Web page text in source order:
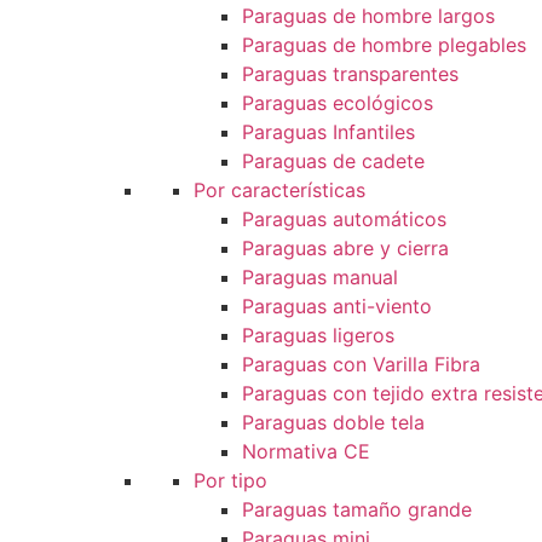
Paraguas de hombre largos
Paraguas de hombre plegables
Paraguas transparentes
Paraguas ecológicos
Paraguas Infantiles
Paraguas de cadete
Por características
Paraguas automáticos
Paraguas abre y cierra
Paraguas manual
Paraguas anti-viento
Paraguas ligeros
Paraguas con Varilla Fibra
Paraguas con tejido extra
Paraguas doble tela
Normativa CE
Por tipo
Paraguas tamaño grande